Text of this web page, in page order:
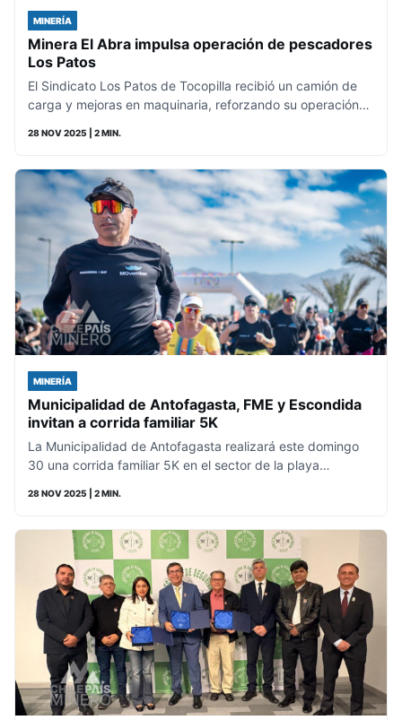
MINERÍA
Minera El Abra impulsa operación de pescadores
Los Patos
El Sindicato Los Patos de Tocopilla recibió un camión de
carga y mejoras en maquinaria, reforzando su operación…
28 NOV 2025 | 2 MIN.
MINERÍA
Municipalidad de Antofagasta, FME y Escondida
invitan a corrida familiar 5K
La Municipalidad de Antofagasta realizará este domingo
30 una corrida familiar 5K en el sector de la playa…
28 NOV 2025 | 2 MIN.